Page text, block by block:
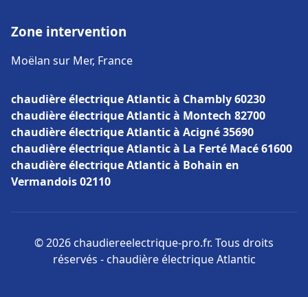
Zone intervention
Moëlan sur Mer, France
chaudière électrique Atlantic à Chambly 60230
chaudière électrique Atlantic à Montech 82700
chaudière électrique Atlantic à Acigné 35690
chaudière électrique Atlantic à La Ferté Macé 61600
chaudière électrique Atlantic à Bohain en
Vermandois 02110
© 2026 chaudiereelectrique-pro.fr. Tous droits
réservés - chaudière électrique Atlantic